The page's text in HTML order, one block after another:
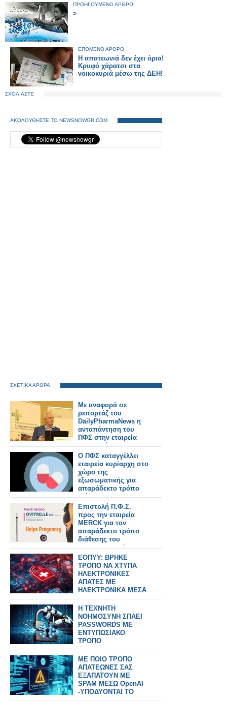
ΠΡΟΗΓΟΥΜΕΝΟ ΑΡΘΡΟ
>
ΕΠΟΜΕΝΟ ΑΡΘΡΟ
Η απατεωνιά δεν έχει όρια!
Κρυφό χάρατσι στα
νοικοκυριά μέσω της ΔΕΗ!
ΣΧΟΛΙΑΣΤΕ
ΑΚΟΛΟΥΘΗΣΤΕ ΤΟ NEWSNOWGR.COM
ΣΧΕΤΙΚΑ ΑΡΘΡΑ
Με αναφορά σε
ρεπορτάζ του
DailyPharmaNews η
ανταπάντηση του
ΠΦΣ στην εταιρεία
που κατήγγειλε για
απαράδεκτο τρόπο
διάθεσης
σκευάσματός της
Ο ΠΦΣ καταγγέλλει
εταιρεία κυρίαρχη στο
χώρο της
εξωσωματικής για
απαράδεκτο τρόπο
διάθεσης
σκευάσματός της
Επιστολή Π.Φ.Σ.
προς την εταιρεία
MERCK για τον
απαράδεκτο τρόπο
διάθεσης του
φαρμακευτικού
σκευάσματος Ovitrelle
στα ιδιωτικά
φαρμακεία
ΕΟΠΥΥ: ΒΡΗΚΕ
ΤΡΟΠΟ ΝΑ ΧΤΥΠΑ
ΗΛΕΚΤΡΟΝΙΚΕΣ
ΑΠΑΤΕΣ ΜΕ
ΗΛΕΚΤΡΟΝΙΚΑ ΜΕΣΑ
ΚΑΙ ΜΕ ΧΡΗΣΗ ΑΙ
Η ΤΕΧΝΗΤΗ
ΝΟΗΜΟΣΥΝΗ ΣΠΑΕΙ
PASSWORDS ΜΕ
ΕΝΤΥΠΩΣΙΑΚΟ
ΤΡΟΠΟ
ΜΕ ΠΟΙΟ ΤΡΟΠΟ
ΑΠΑΤΕΩΝΕΣ ΣΑΣ
ΕΞΑΠΑΤΟΥΝ ΜΕ
SPAM ΜΕΣΩ OpenAI
-ΥΠΟΔΥΟΝΤΑΙ ΤΟ
GOV.GR ΚΑΙ